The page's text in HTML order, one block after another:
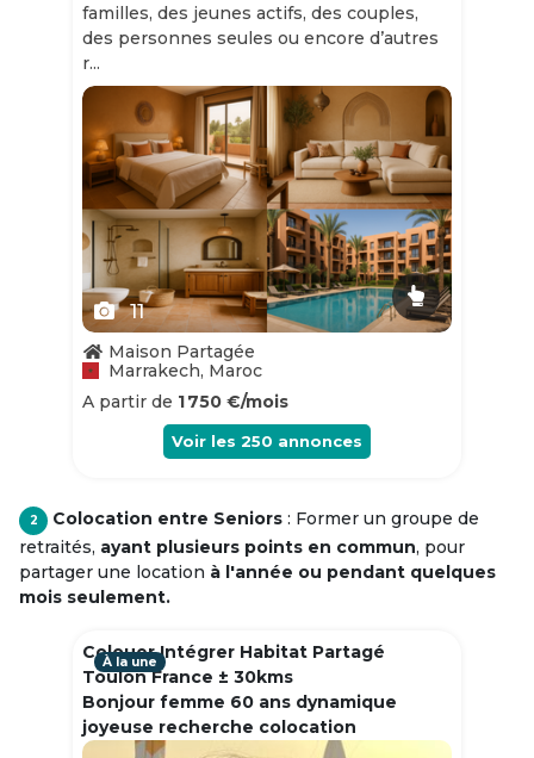
familles, des jeunes actifs, des couples,
des personnes seules ou encore d’autres
r...
Slide 1 of 11
11
Maison Partagée
Marrakech, Maroc
A partir de 1 750 €/mois
Voir les 250 annonces
2 Colocation entre Seniors : Former un groupe de
retraités, ayant plusieurs points en commun, pour
partager une location à l'année ou pendant quelques
mois seulement.
Colouer Intégrer Habitat Partagé
Toulon France ± 30kms
Bonjour femme 60 ans dynamique
joyeuse recherche colocation
À la une